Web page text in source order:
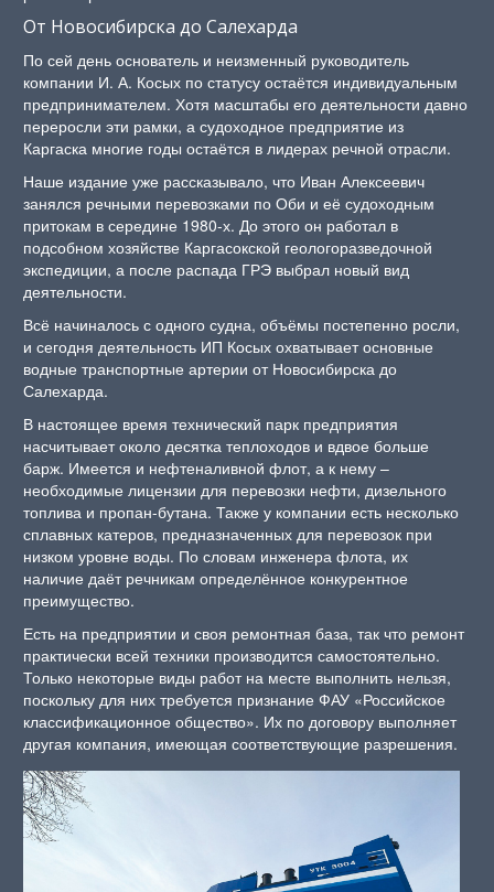
От Новосибирска до Салехарда
По сей день основатель и неизменный руководитель
компании И. А. Косых по статусу остаётся индивидуальным
предпринимателем. Хотя масштабы его деятельности давно
переросли эти рамки, а судоходное предприятие из
Каргаска многие годы остаётся в лидерах речной отрасли.
Наше издание уже рассказывало, что Иван Алексеевич
занялся речными перевозками по Оби и её судоходным
притокам в середине 1980-х. До этого он работал в
подсобном хозяйстве Каргасокской геологоразведочной
экспедиции, а после распада ГРЭ выбрал новый вид
деятельности.
Всё начиналось с одного судна, объёмы постепенно росли,
и сегодня деятельность ИП Косых охватывает основные
водные транспортные артерии от Новосибирска до
Салехарда.
В настоящее время технический парк предприятия
насчитывает около десятка теплоходов и вдвое больше
барж. Имеется и нефтеналивной флот, а к нему –
необходимые лицензии для перевозки нефти, дизельного
топлива и пропан-бутана. Также у компании есть несколько
сплавных катеров, предназначенных для перевозок при
низком уровне воды. По словам инженера флота, их
наличие даёт речникам определённое конкурентное
преимущество.
Есть на предприятии и своя ремонтная база, так что ремонт
практически всей техники производится самостоятельно.
Только некоторые виды работ на месте выполнить нельзя,
поскольку для них требуется признание ФАУ «Российское
классификационное общество». Их по договору выполняет
другая компания, имеющая соответствующие разрешения.